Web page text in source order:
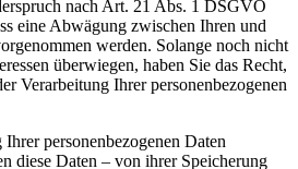
nach Art. 21 Abs. 1 DSGVO
eine Abwägung zwischen Ihren und
werden. Solange noch nicht
überwiegen, haben Sie das Recht,
Verarbeitung Ihrer personenbezogenen
personenbezogenen Daten
diese Daten – von ihrer Speicherung